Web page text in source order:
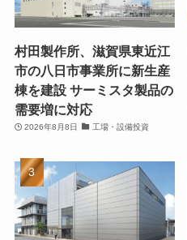
村田製作所、滋賀県東近江
市の八日市事業所に新生産
棟を建設 サーミスタ製品の
需要増に対応
2026年8月8日 工場・設備投資